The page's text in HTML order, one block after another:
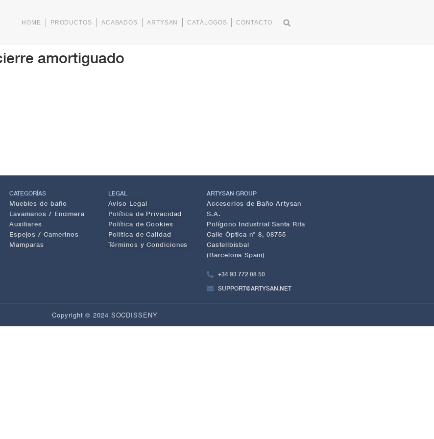
HOME PRODUCTOS ACABADOS ARTYSAN CATÁLOGOS CONTACTO
amortiguado
CATEGORÍAS
Muebles de baño
Lavamanos / Encimera
Auxiliares
Espejos / Camerinos
Mamparas
LEGAL
Aviso Legal
Política de Privacidad
Política de Cookies
Política de Calidad
Términos y Condiciones
ARTYSAN GROUP
Accesorios de Baño Artysan
S.A.
Polígono Industrial Santa Rita
Calle Óptica n° 8, 08755
Castellbisbal
(Barcelona Spain)
+34 93 772 08 50
SUPPORT@ARTYSAN.NET
Copyright © 2024 SOCDISSENY